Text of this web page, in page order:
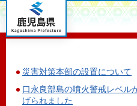
鹿児島県
災害対策本部の設置について
口永良部島の噴火警戒レベル
げられました